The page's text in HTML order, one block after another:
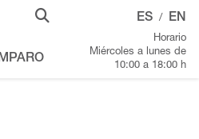
ES / EN
Horario
Miércoles a lunes de
10:00 a 18:00 h